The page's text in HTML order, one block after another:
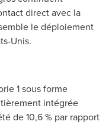
direct avec la
le déploiement
Unis.
1 sous forme
intégrée
de 10,6 % par rapport